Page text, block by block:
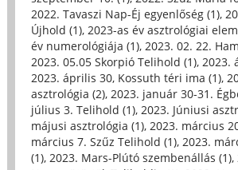
2022. Tavaszi Nap-Éj egyenlőség (1),
Újhold (1), 2023-as év asztrológiai
év numerológiája (1), 2023. 02. 22.
2023. 05.05 Skorpió Telihold (1), 2023.
2023. április 30, Kossuth téri ima (1),
asztrológia (2), 2023. január 30-31.
július 3. Telihold (1), 2023. Júniusi
májusi asztrológia (1), 2023. március
március 7. Szűz Telihold (1), 2023.
(1), 2023. Mars-Plútó szembenállás (1),